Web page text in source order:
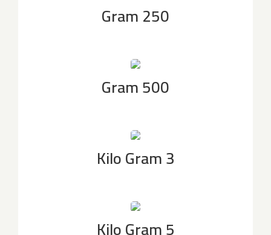
250 Gram
500 Gram
3 Kilo Gram